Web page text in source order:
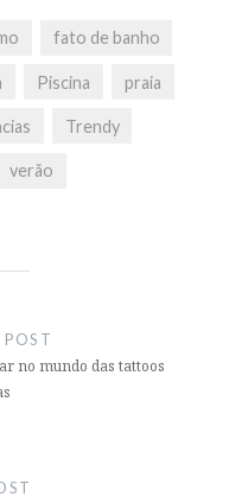
fato de banho
Piscina praia
Trendy
verão
POST
no mundo das tattoos